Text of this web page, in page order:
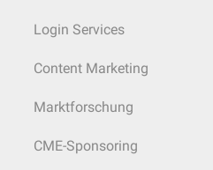
Login Services
Content Marketing
Marktforschung
CME-Sponsoring